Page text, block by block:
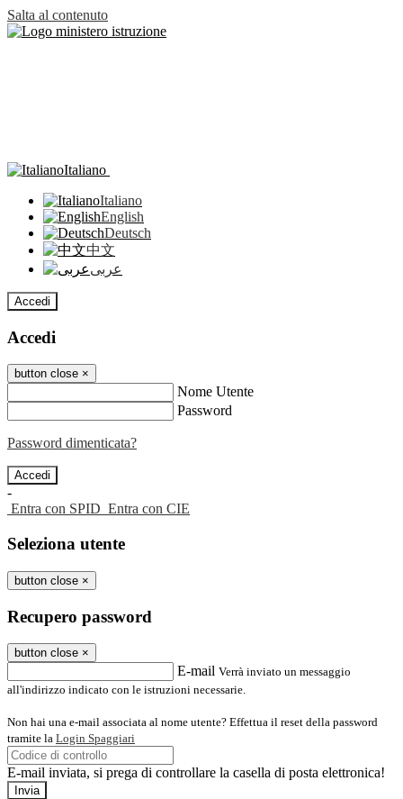
Salta al contenuto
Italiano
Italiano
English
Deutsch
中文
عربى
Accedi
Accedi
button close ×
Nome Utente
Password
Password dimenticata?
-
Entra con SPID Entra con CIE
Seleziona utente
button close ×
Recupero password
button close ×
E-mail Verrà inviato un messaggio
all'indirizzo indicato con le istruzioni necessarie.
Non hai una e-mail associata al nome utente? Effettua il reset della password
tramite la Login Spaggiari
E-mail inviata, si prega di controllare la casella di posta elettronica!